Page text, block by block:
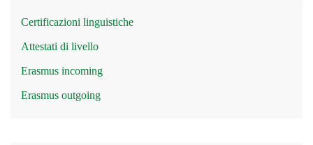
Certificazioni linguistiche
Attestati di livello
Erasmus incoming
Erasmus outgoing